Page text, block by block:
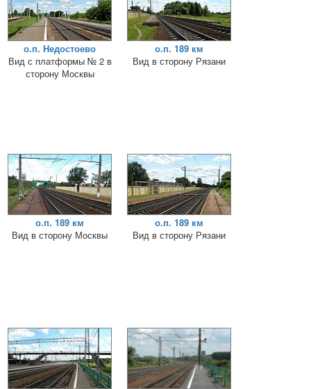
о.п. Недостоево
Вид с платформы № 2 в
сторону Москвы
о.п. 189 км
Вид в сторону Рязани
о.п. 189 км
Вид в сторону Москвы
о.п. 189 км
Вид в сторону Рязани